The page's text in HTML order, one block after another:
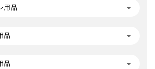
用品
品
品